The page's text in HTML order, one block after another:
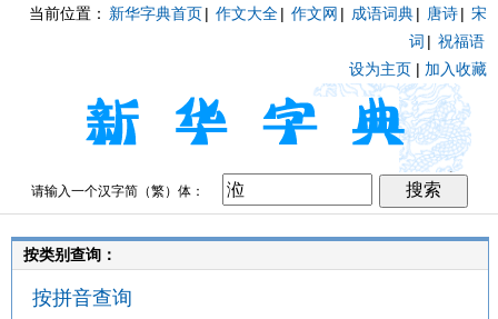
当前位置： 新华字典首页| 作文大全| 作文网 | 成语词典| 唐诗| 宋
词 | 祝福语
设为主页 | 加入收藏
请输入一个汉字简（繁）体：
按类别查询：
按拼音查询